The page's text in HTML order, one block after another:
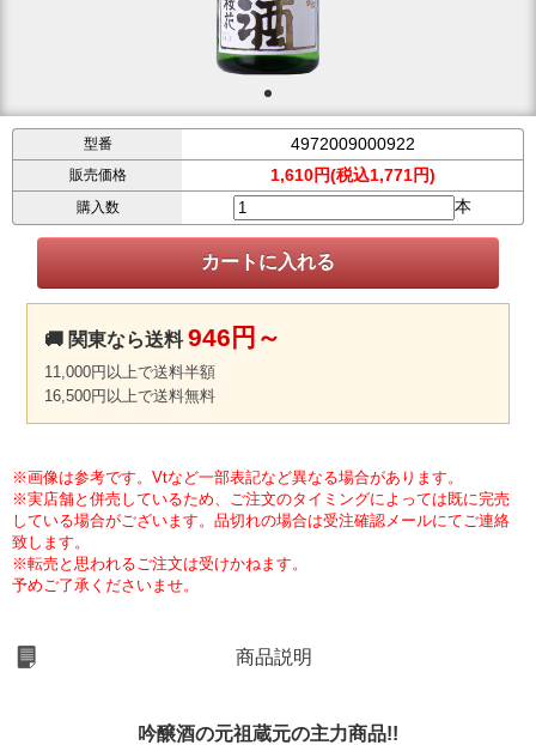
型番 4972009000922
販売価格 1,610円(税込1,771円)
購入数 本
🚚 関東なら送料946円～
11,000円以上で送料半額
16,500円以上で送料無料
※画像は参考です。Vtなど一部表記など異なる場合があります。
※実店舗と併売しているため、ご注文のタイミングによっては既に完売
している場合がございます。品切れの場合は受注確認メールにてご連絡
致します。
※転売と思われるご注文は受けかねます。
予めご了承くださいませ。
商品説明
吟醸酒の元祖蔵元の主力商品!!